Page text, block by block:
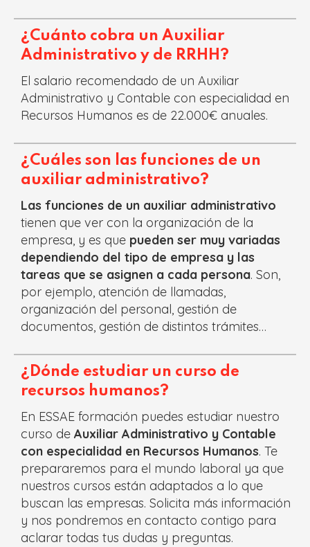
¿Cuánto cobra un Auxiliar
Administrativo y de RRHH?
El salario recomendado de un Auxiliar
Administrativo y Contable con especialidad en
Recursos Humanos es de 22.000€ anuales.
¿Cuáles son las funciones de un
auxiliar administrativo?
Las funciones de un auxiliar administrativo
tienen que ver con la organización de la
empresa, y es que pueden ser muy variadas
dependiendo del tipo de empresa y las
tareas que se asignen a cada persona. Son,
por ejemplo, atención de llamadas,
organización del personal, gestión de
documentos, gestión de distintos trámites…
¿Dónde estudiar un curso de
recursos humanos?
En ESSAE formación puedes estudiar nuestro
curso de Auxiliar Administrativo y Contable
con especialidad en Recursos Humanos. Te
prepararemos para el mundo laboral ya que
nuestros cursos están adaptados a lo que
buscan las empresas. Solicita más información
y nos pondremos en contacto contigo para
aclarar todas tus dudas y preguntas.